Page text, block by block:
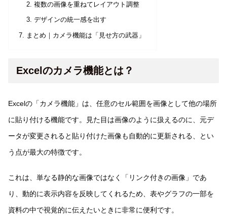
複数の画像を重ねてレイアウト調整
デザインの統一感を出す
まとめ｜カメラ機能は「見せ方の武器」
Excelのカメラ機能とは？
Excelの「カメラ機能」は、任意のセル範囲を画像として他の場所
に貼り付ける機能です。見た目は画像のように扱えるのに、元デ
ータが変更されると貼り付けた画像も自動的に更新される、とい
う点が最大の特徴です。
これは、単なる静的な画像ではなく「リンク付きの画像」であ
り、動的に表示内容を反映してくれるため、表やグラフの一部を
資料の中で視覚的に伝えたいときに非常に便利です。